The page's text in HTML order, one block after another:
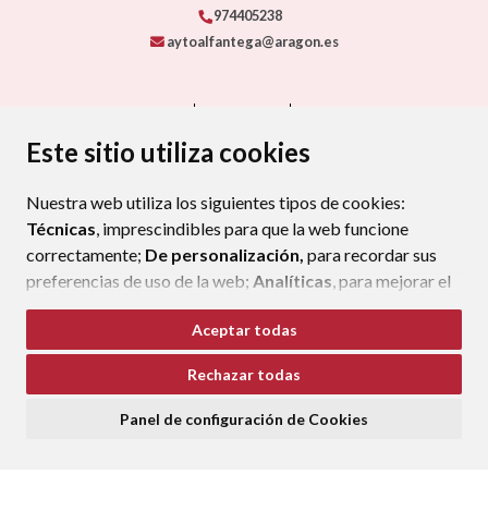
Este sitio utiliza cookies
Nuestra web utiliza los siguientes tipos de cookies:
Técnicas, imprescindibles para que la web funcione
correctamente; De personalización, para recordar sus
preferencias de uso de la web; Analíticas, para mejorar el
funcionamiento de la web y sus servicios.
Si acepta pulsando el botón“Aceptar todas”
consideramos que acepta su uso. Si pulsa el botón
ninguna acción, se guardarán las cookies técnicas
Aceptar todas
Rechazar todas
Panel de configuración de Cookies
974405238
aytoalfantega@aragon.es
PROTECCIÓN DE DATOS
POLÍTICA DE COOKIES
ENLACE EXTERNO AL